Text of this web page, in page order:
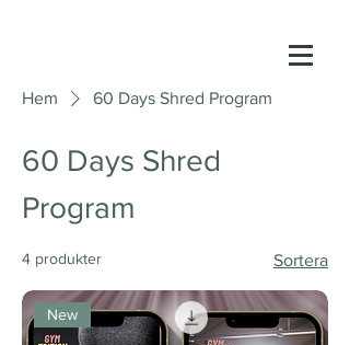
Hem 60 Days Shred Program
60 Days Shred
Program
4 produkter Sortera
New